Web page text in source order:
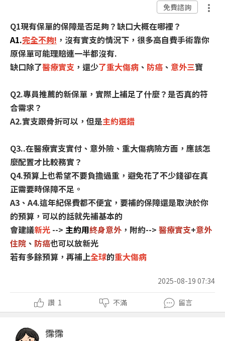
免費諮詢
Q1現有保單的保障是否足夠？缺口大概在哪裡？
A1.完全不夠! ，沒有實支的情況下，很多高自費手術靠你
原保單可能理賠連一半都沒有.
缺口除了醫療實支 ，還少了重大傷病 、 防癌 、 意外三寶
Q2.專員推薦的新保單，實際上補足了什麼？是否真的符
合需求？
A2.實支跟骨折可以，但是主約選錯
Q3..在醫療實支實付、意外險、重大傷病險方面，應該怎
麼配置才比較務實？
Q4.預算上也希望不要負擔過重，避免花了不少錢卻在真
正需要時保障不足。
A3、A4.這年紀保費都不便宜，要補的保障還是取決於你
的預算，可以的話就先補基本的
會建議新光 --> 主約用終身意外 ，附約--> 醫療實支+意外
住院 、 防癌也可以放新光
若有多餘預算，再補上全球的重大傷病
2025-08-19 07:34
讚 1 不滿 留言
霈霈